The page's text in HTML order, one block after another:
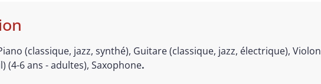
(classique, jazz, synthé), Guitare (classique, jazz, électrique), Violon
(4-6 ans - adultes), Saxophone.